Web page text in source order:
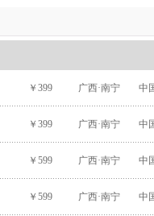
￥399 广西·南宁 中
￥399 广西·南宁 中
￥599 广西·南宁 中
￥599 广西·南宁 中